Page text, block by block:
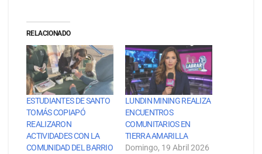
RELACIONADO
ESTUDIANTES DE SANTO
TOMÁS COPIAPÓ
REALIZARON
ACTIVIDADES CON LA
COMUNIDAD DEL BARRIO
LUNDIN MINING REALIZA
ENCUENTROS
COMUNITARIOS EN
TIERRA AMARILLA
Domingo, 19 Abril 2026